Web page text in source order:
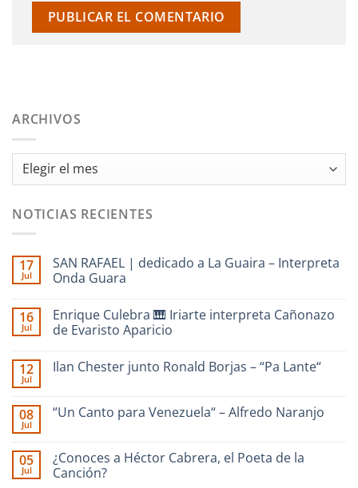
ARCHIVOS
Archivos
NOTICIAS RECIENTES
17
Jul
SAN RAFAEL | dedicado a La Guaira – Interpreta
Onda Guara
comentarios
en
SAN
dedicado
–
Interpreta
16
Jul
Enrique Culebra 🎹 Iriarte interpreta Cañonazo
de Evaristo Aparicio
comentarios
🎹
Iriarte
de
Evaristo
Aparicio
12
Jul
Ilan Chester junto Ronald Borjas – “Pa Lante“
comentarios
en
Ronald
Borjas
–
08
Jul
“Un Canto para Venezuela“ – Alfredo Naranjo
comentarios
en
“Un
Canto
05
Jul
¿Conoces a Héctor Cabrera, el Poeta de la
Canción?